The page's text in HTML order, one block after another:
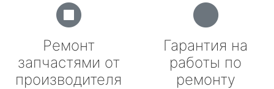
Ремонт
запчастями от
производителя
Гарантия на
работы по
ремонту